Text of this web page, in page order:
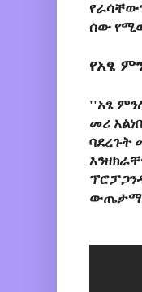
ሰው
የአፄ
''አፄ
መሪ
ባደረጉት
ውጤታማ